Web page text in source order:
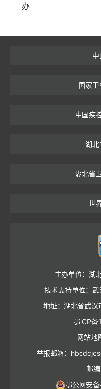
办
中
国家
中国疾
湖北
湖北省
世
主办单位：湖
技术支持单位：
地址：湖北省武汉
鄂ICP
网站地
举报邮箱：
邮
鄂公网安